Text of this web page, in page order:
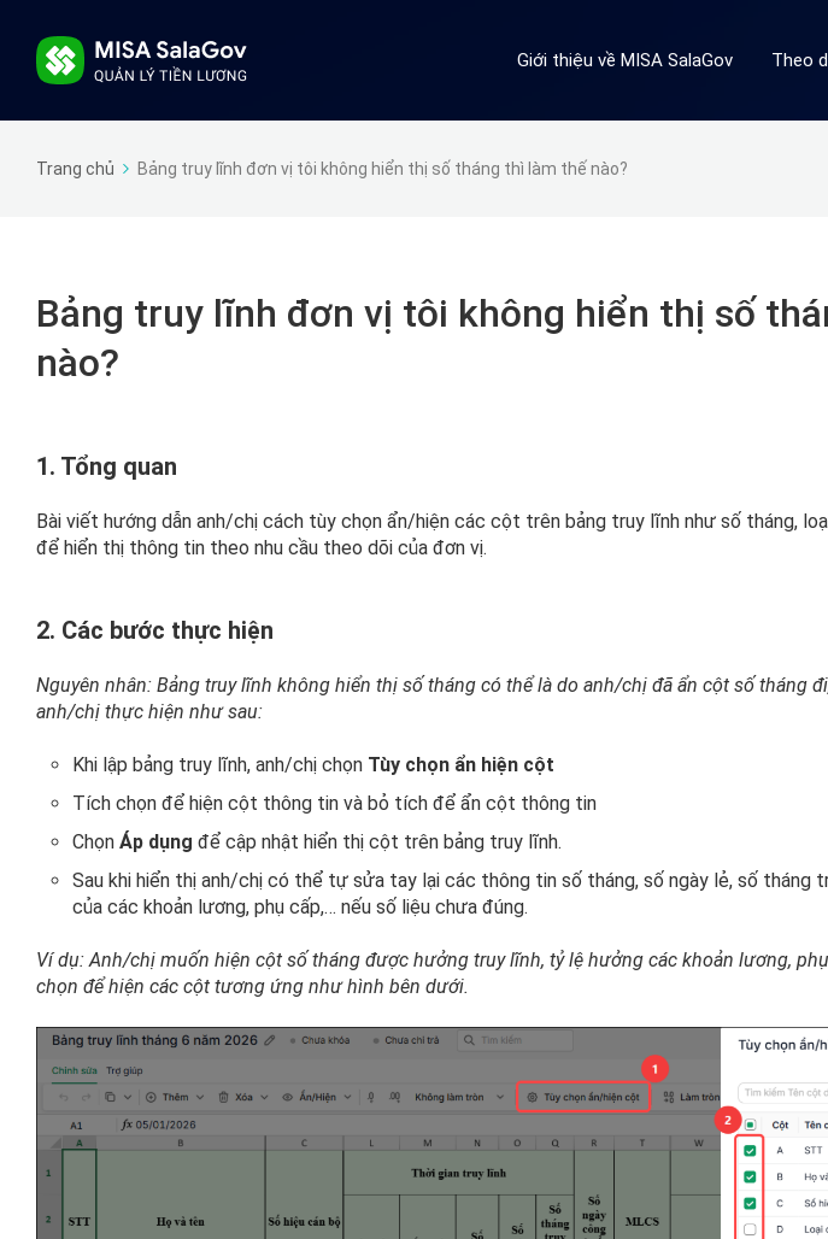
Giới thiệu về MISA SalaGov Theo
Trang chủ Bảng truy lĩnh đơn vị tôi không hiển thị số tháng thì làm thế nào?
Bảng truy lĩnh đơn vị tôi không hiển thị số
nào?
1. Tổng quan
Bài viết hướng dẫn anh/chị cách tùy chọn ẩn/hiện các cột trên bảng truy lĩnh như số tháng,
để hiển thị thông tin theo nhu cầu theo dõi của đơn vị.
2. Các bước thực hiện
Nguyên nhân: Bảng truy lĩnh không hiển thị số tháng có thể là do anh/chị đã ẩn cột số tháng
anh/chị thực hiện như sau:
Khi lập bảng truy lĩnh, anh/chị chọn Tùy chọn ẩn hiện cột
Tích chọn để hiện cột thông tin và bỏ tích để ẩn cột thông tin
Chọn Áp dụng để cập nhật hiển thị cột trên bảng truy lĩnh.
Sau khi hiển thị anh/chị có thể tự sửa tay lại các thông tin số tháng, số ngày lẻ, số tháng
của các khoản lương, phụ cấp,… nếu số liệu chưa đúng.
Ví dụ: Anh/chị muốn hiện cột số tháng được hưởng truy lĩnh, tỷ lệ hưởng các khoản lương,
chọn để hiện các cột tương ứng như hình bên dưới.